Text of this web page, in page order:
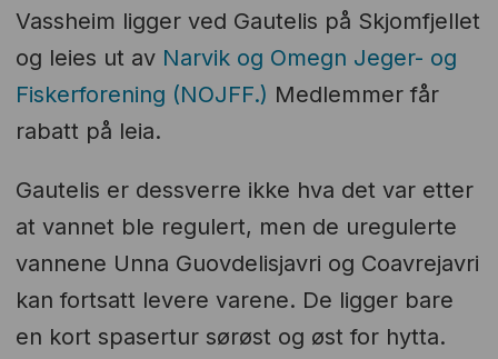
Vassheim ligger ved Gautelis på Skjomfjellet
og leies ut av Narvik og Omegn Jeger- og
Fiskerforening (NOJFF.) Medlemmer får
rabatt på leia.
Gautelis er dessverre ikke hva det var etter
at vannet ble regulert, men de uregulerte
vannene Unna Guovdelisjavri og Coavrejavri
kan fortsatt levere varene. De ligger bare
en kort spasertur sørøst og øst for hytta.